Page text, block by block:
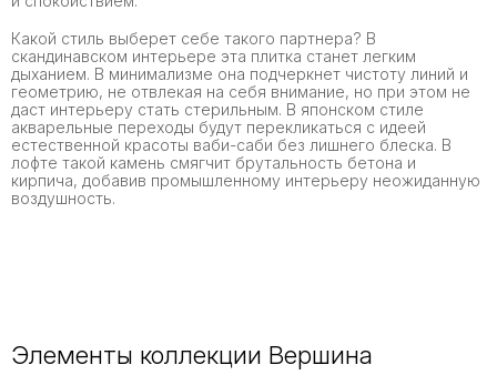
Какой стиль выберет себе такого партнера? В
скандинавском интерьере эта плитка станет легким
дыханием. В минимализме она подчеркнет чистоту линий и
геометрию, не отвлекая на себя внимание, но при этом не
даст интерьеру стать стерильным. В японском стиле
акварельные переходы будут перекликаться с идеей
естественной красоты ваби-саби без лишнего блеска. В
лофте такой камень смягчит брутальность бетона и
кирпича, добавив промышленному интерьеру неожиданную
воздушность.
Элементы коллекции Вершина